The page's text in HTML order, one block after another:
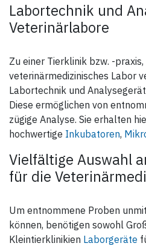
Labortechnik und
Veterinärlabore
Zu einer Tierklinik bzw. -
veterinärmedizinisches Labor
Labortechnik und
Diese ermöglichen von
zügige Analyse. Sie erhalten
hochwertige Inkubatoren,
Vielfältige Auswahl
für die
Um entnommene Proben
können, benötigen sowohl
Kleintierklinikien Laborgeräte